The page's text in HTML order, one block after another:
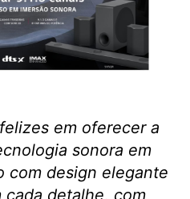
em oferecer a
sonora em
com design elegante
cada detalhe, com